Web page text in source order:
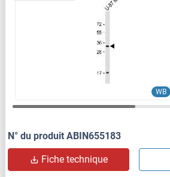
WB
N° du produit ABIN655183
Fiche technique